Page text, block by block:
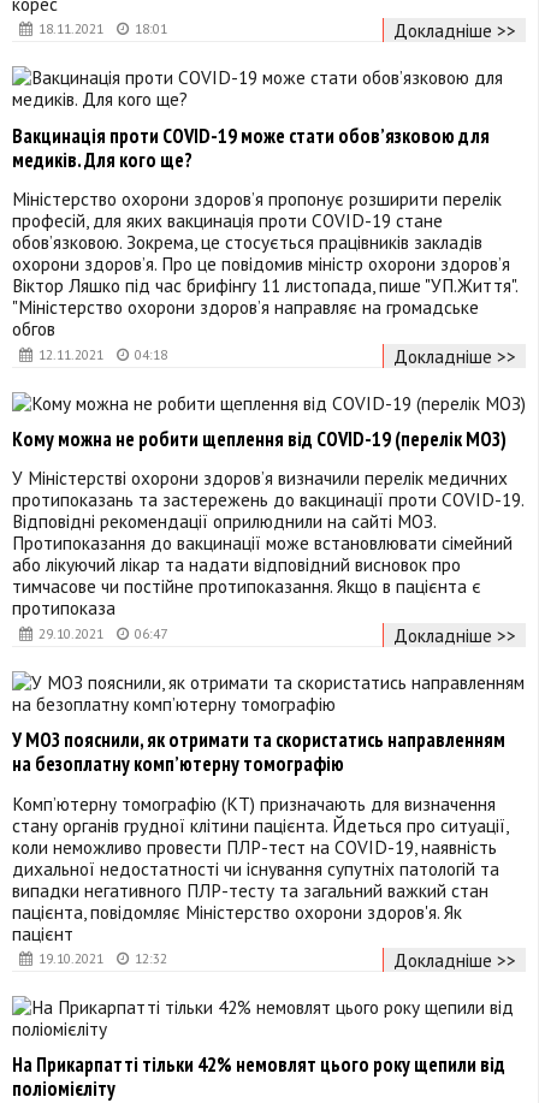
18.11.2021 18:01
Докладніше >>
12.11.2021 04:18
Вакцинація проти COVID-19 може стати обов’язковою для
медиків. Для кого ще?
Міністерство охорони здоров’я пропонує розширити перелік
професій, для яких вакцинація проти COVID-19 стане
обов’язковою. Зокрема, це стосується працівників закладів
охорони здоров’я. Про це повідомив міністр охорони здоров’я
Віктор Ляшко під час брифінгу 11 листопада, пише "УП.Життя".
"Міністерство охорони здоров’я направляє на громадське
обгов
Докладніше >>
29.10.2021 06:47
Кому можна не робити щеплення від COVID-19 (перелік МОЗ)
У Міністерстві охорони здоров’я визначили перелік медичних
протипоказань та застережень до вакцинації проти COVID-19.
Відповідні рекомендації оприлюднили на сайті МОЗ.
Протипоказання до вакцинації може встановлювати сімейний
або лікуючий лікар та надати відповідний висновок про
тимчасове чи постійне протипоказання. Якщо в пацієнта є
протипоказа
Докладніше >>
19.10.2021 12:32
У МОЗ пояснили, як отримати та скористатись направленням
на безоплатну комп’ютерну томографію
Комп’ютерну томографію (КТ) призначають для визначення
стану органів грудної клітини пацієнта. Йдеться про ситуації,
коли неможливо провести ПЛР-тест на COVID-19, наявність
дихальної недостатності чи існування супутніх патологій та
випадки негативного ПЛР-тесту та загальний важкий стан
пацієнта, повідомляє Міністерство охорони здоров'я. Як
пацієнт
Докладніше >>
На Прикарпатті тільки 42% немовлят цього року щепили від
поліомієліту